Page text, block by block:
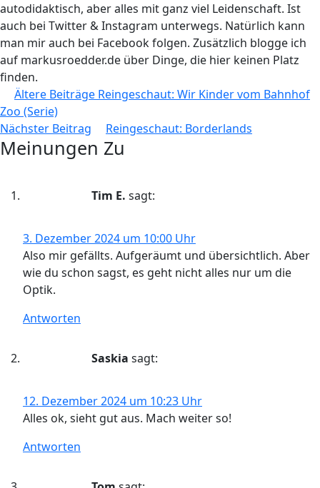
autodidaktisch, aber alles mit ganz viel Leidenschaft. Ist
auch bei Twitter & Instagram unterwegs. Natürlich kann
man mir auch bei Facebook folgen. Zusätzlich blogge ich
auf markusroedder.de über Dinge, die hier keinen Platz
finden.
Beitragsnavigation
Ältere Beiträge Reingeschaut: Wir Kinder vom Bahnhof
Zoo (Serie)
Nächster Beitrag
Reingeschaut: Borderlands
Meinungen Zu
Tim E. sagt:
3. Dezember 2024 um 10:00 Uhr
Also mir gefällts. Aufgeräumt und übersichtlich. Aber
wie du schon sagst, es geht nicht alles nur um die
Optik.
Antworten
Saskia sagt:
12. Dezember 2024 um 10:23 Uhr
Alles ok, sieht gut aus. Mach weiter so!
Antworten